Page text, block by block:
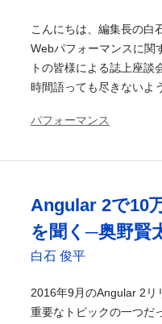
こんにちは、編集長の白
Webパフォーマンスに関
トの皆様による誌上座談
時間語っても尽きないよ
パフォーマンス
Angular 2で10
を聞く─奥野賢
白石 俊平
2016年9月のAngular 2リ
重要なトピックの一つだ